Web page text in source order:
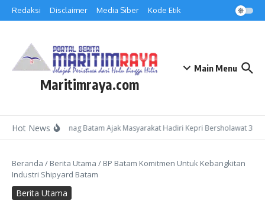
Lewati ke konten
Redaksi Disclaimer Media Siber Kode Etik
Maritimraya.com
Main Menu
Hot News
Kepala Kemenag Batam Ajak Masyarakat Hadiri Kepri Bersholawat 3 di
Beranda / Berita Utama / BP Batam Komitmen Untuk Kebangkitan
Industri Shipyard Batam
Berita Utama